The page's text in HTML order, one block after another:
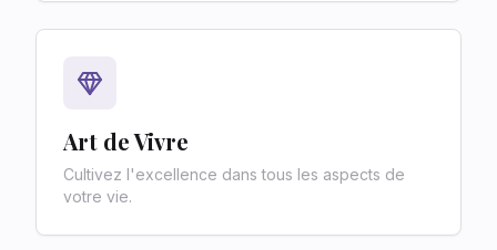
Art de Vivre
Cultivez l'excellence dans tous les aspects de
votre vie.